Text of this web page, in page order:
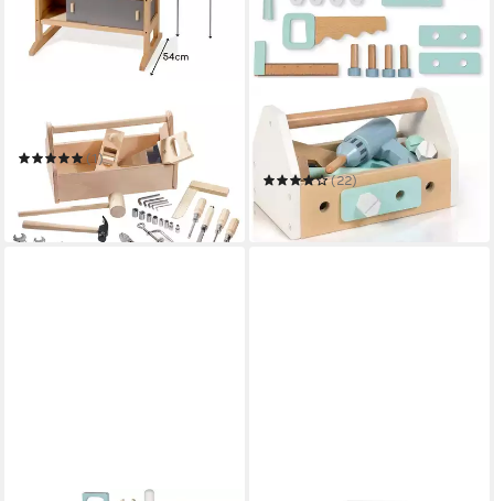
Spielwerkbank
(1)
199,95 €
in 3-4 Werktagen bei dir
MUSTERKIND®
Spielwerkbank Fagus,
warmgrau/natur
(22)
160,24 €
in 8-10 Werktagen bei dir